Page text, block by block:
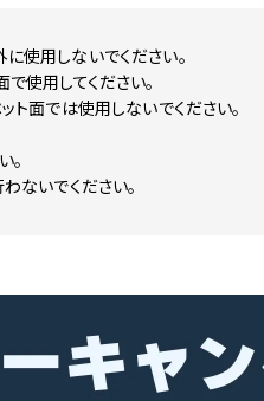
使用しないでください。
使用してください。
ト面では使用しないでください。
。
ないでください。